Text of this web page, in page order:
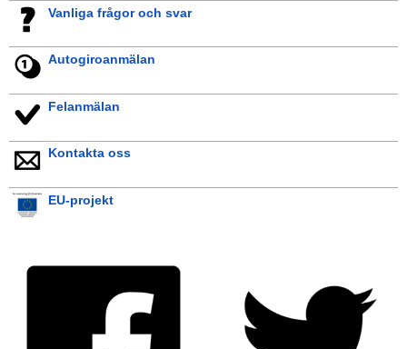
Vanliga frågor och svar
Autogiroanmälan
Felanmälan
Kontakta oss
EU-projekt